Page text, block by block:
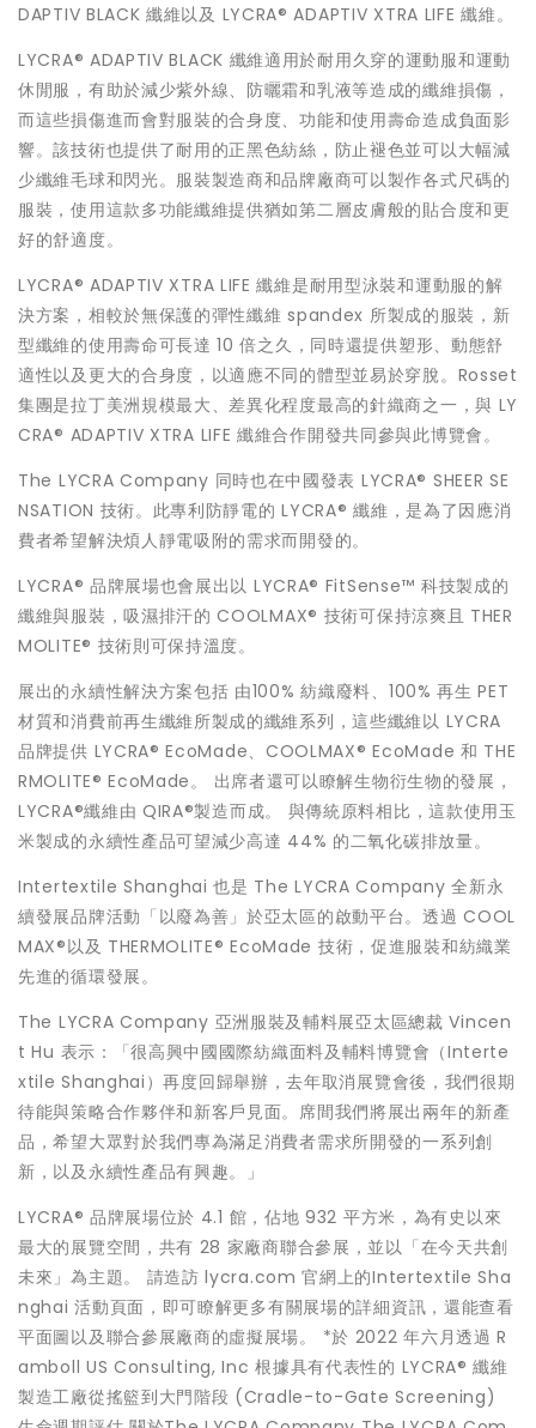
DAPTIV BLACK 纖維以及 LYCRA® ADAPTIV XTRA LIFE 纖維。
LYCRA® ADAPTIV BLACK 纖維適用於耐用久穿的運動服和運動
休閒服，有助於減少紫外線、防曬霜和乳液等造成的纖維損傷，
而這些損傷進而會對服裝的合身度、功能和使用壽命造成負面影
響。該技術也提供了耐用的正黑色紡絲，防止褪色並可以大幅減
少纖維毛球和閃光。服裝製造商和品牌廠商可以製作各式尺碼的
服裝，使用這款多功能纖維提供猶如第二層皮膚般的貼合度和更
好的舒適度。
LYCRA® ADAPTIV XTRA LIFE 纖維是耐用型泳裝和運動服的解
決方案，相較於無保護的彈性纖維 spandex 所製成的服裝，新
型纖維的使用壽命可長達 10 倍之久，同時還提供塑形、動態舒
適性以及更大的合身度，以適應不同的體型並易於穿脫。Rosset
集團是拉丁美洲規模最大、差異化程度最高的針織商之一，與 LY
CRA® ADAPTIV XTRA LIFE 纖維合作開發共同參與此博覽會。
The LYCRA Company 同時也在中國發表 LYCRA® SHEER SE
NSATION 技術。此專利防靜電的 LYCRA® 纖維，是為了因應消
費者希望解決煩人靜電吸附的需求而開發的。
LYCRA® 品牌展場也會展出以 LYCRA® FitSense™ 科技製成的
纖維與服裝，吸濕排汗的 COOLMAX® 技術可保持涼爽且 THER
MOLITE® 技術則可保持溫度。
展出的永續性解決方案包括 由100% 紡織廢料、100% 再生 PET
材質和消費前再生纖維所製成的纖維系列，這些纖維以 LYCRA
品牌提供 LYCRA® EcoMade、COOLMAX® EcoMade 和 THE
RMOLITE® EcoMade。 出席者還可以瞭解生物衍生物的發展，
LYCRA®纖維由 QIRA®製造而成。 與傳統原料相比，這款使用玉
米製成的永續性產品可望減少高達 44% 的二氧化碳排放量。
Intertextile Shanghai 也是 The LYCRA Company 全新永
續發展品牌活動「以廢為善」於亞太區的啟動平台。透過 COOL
MAX®以及 THERMOLITE® EcoMade 技術，促進服裝和紡織業
先進的循環發展。
The LYCRA Company 亞洲服裝及輔料展亞太區總裁 Vincen
t Hu 表示：「很高興中國國際紡織面料及輔料博覽會（Interte
xtile Shanghai）再度回歸舉辦，去年取消展覽會後，我們很期
待能與策略合作夥伴和新客戶見面。席間我們將展出兩年的新產
品，希望大眾對於我們專為滿足消費者需求所開發的一系列創
新，以及永續性產品有興趣。」
LYCRA® 品牌展場位於 4.1 館，佔地 932 平方米，為有史以來
最大的展覽空間，共有 28 家廠商聯合參展，並以「在今天共創
未來」為主題。 請造訪 lycra.com 官網上的Intertextile Sha
nghai 活動頁面，即可瞭解更多有關展場的詳細資訊，還能查看
平面圖以及聯合參展廠商的虛擬展場。 *於 2022 年六月透過 R
amboll US Consulting, Inc 根據具有代表性的 LYCRA® 纖維
製造工廠從搖籃到大門階段 (Cradle-to-Gate Screening)